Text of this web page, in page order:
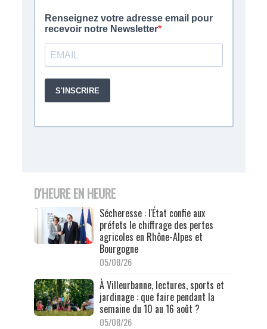
D'HEURE EN HEURE
Sécheresse : l'État confie aux
préfets le chiffrage des pertes
agricoles en Rhône-Alpes et
Bourgogne
05/08/26
À Villeurbanne, lectures, sports et
jardinage : que faire pendant la
semaine du 10 au 16 août ?
05/08/26